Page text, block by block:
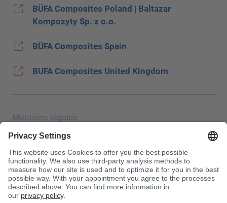
BÜFA Composites Poland | Baltazar
Kompozyty Sp. z o.o.
BÜFA Composites Spain
BUFA Composites United Kingdom
Mentions légales
Protection des données
Salon JEC
CONDITIONS GÉNÉRALES DE VENTE